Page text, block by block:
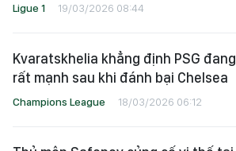
Ligue 1 19/03/2026 08:44
Kvaratskhelia khẳng định PSG đang
rất mạnh sau khi đánh bại Chelsea
Champions League 18/03/2026 06:12